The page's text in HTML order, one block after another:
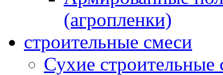
(агропленки)
строительные смеси
Сухие строительные